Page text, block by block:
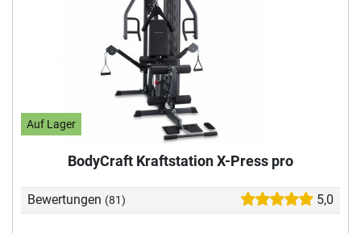
Auf Lager
BodyCraft Kraftstation X-Press pro
Bewertungen (81) 5,0